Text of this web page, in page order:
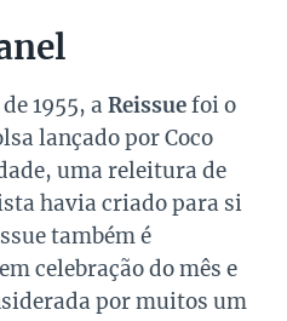
1955, a Reissuefoi o
lançado por Coco
uma releitura de
havia criado para si
também é
celebração do mês e
por muitos um